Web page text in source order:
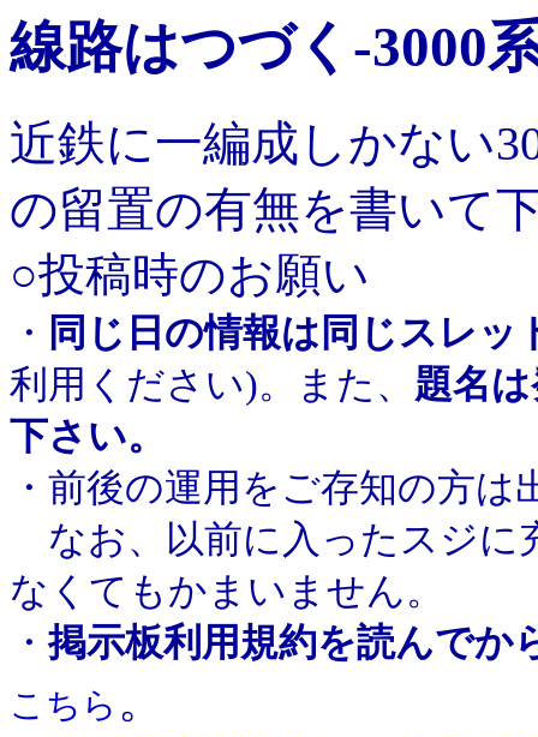
線路はつづく-3000
近鉄に一編成しかない
の留置の有無を書いて
○投稿時のお願い
・ 同じ日の情報は同じスレ
利用ください)。また、 題名
下さい。
・前後の運用をご存知の方
なお、以前に入ったスジに
なくてもかまいません。
・掲示板利用規約を読んでか
こちら 。